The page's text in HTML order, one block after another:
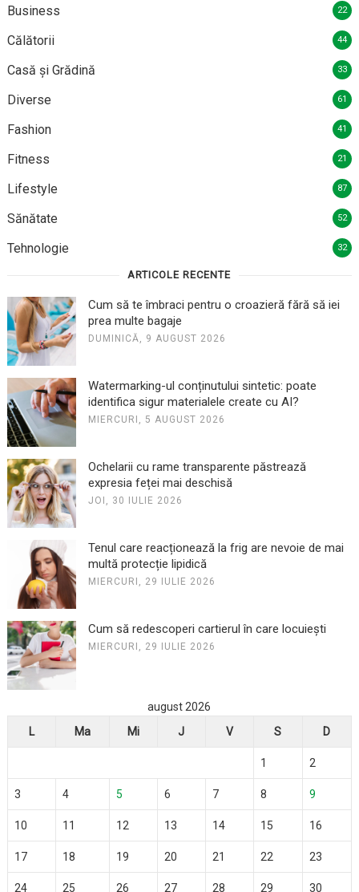
Business 22
Călătorii 44
Casă și Grădină 33
Diverse 61
Fashion 41
Fitness 21
Lifestyle 87
Sănătate 52
Tehnologie 32
ARTICOLE RECENTE
Cum să te îmbraci pentru o croazieră fără să iei
prea multe bagaje
DUMINICĂ, 9 AUGUST 2026
Watermarking-ul conținutului sintetic: poate
identifica sigur materialele create cu AI?
MIERCURI, 5 AUGUST 2026
Ochelarii cu rame transparente păstrează
expresia feței mai deschisă
JOI, 30 IULIE 2026
Tenul care reacționează la frig are nevoie de mai
multă protecție lipidică
MIERCURI, 29 IULIE 2026
Cum să redescoperi cartierul în care locuiești
MIERCURI, 29 IULIE 2026
august 2026
L
Ma Mi J V S D
1 2
3 4 5 6 7 8 9
10 11 12 13 14 15 16
17 18 19 20 21 22 23
24 25 26 27 28 29 30